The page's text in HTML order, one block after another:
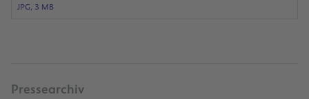
JPG, 3 MB
Pressearchiv